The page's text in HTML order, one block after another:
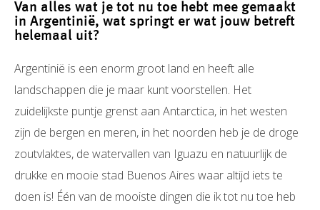
Van alles wat je tot nu toe hebt mee gemaakt
in Argentinië, wat springt er wat jouw betreft
helemaal uit?
Argentinië is een enorm groot land en heeft alle
landschappen die je maar kunt voorstellen. Het
zuidelijkste puntje grenst aan Antarctica, in het westen
zijn de bergen en meren, in het noorden heb je de droge
zoutvlaktes, de watervallen van Iguazu en natuurlijk de
drukke en mooie stad Buenos Aires waar altijd iets te
doen is! Één van de mooiste dingen die ik tot nu toe heb